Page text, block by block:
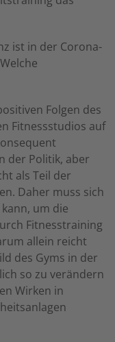
ist in der Corona-
Folgen des
Fitnessstudios auf
der Politik, aber
als Teil der
Daher muss sich
um die
Fitnesstraining
allein reicht
des Gyms in der
so zu verändern
Wirken in